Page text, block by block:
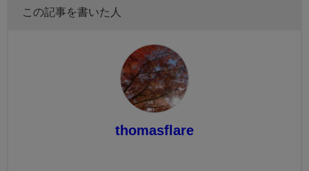
この記事を書いた人
thomasflare